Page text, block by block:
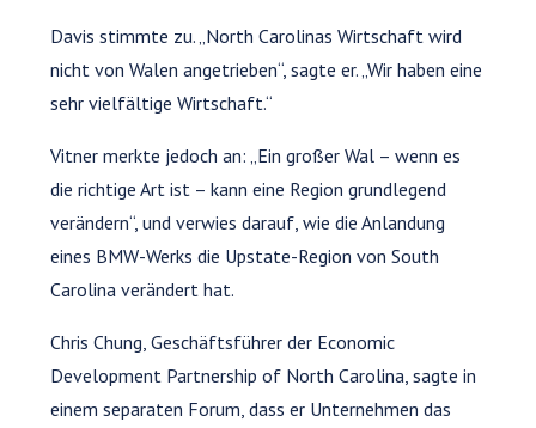
Davis stimmte zu. „North Carolinas Wirtschaft wird
nicht von Walen angetrieben“, sagte er. „Wir haben eine
sehr vielfältige Wirtschaft.“
Vitner merkte jedoch an: „Ein großer Wal – wenn es
die richtige Art ist – kann eine Region grundlegend
verändern“, und verwies darauf, wie die Anlandung
eines BMW-Werks die Upstate-Region von South
Carolina verändert hat.
Chris Chung, Geschäftsführer der Economic
Development Partnership of North Carolina, sagte in
einem separaten Forum, dass er Unternehmen das